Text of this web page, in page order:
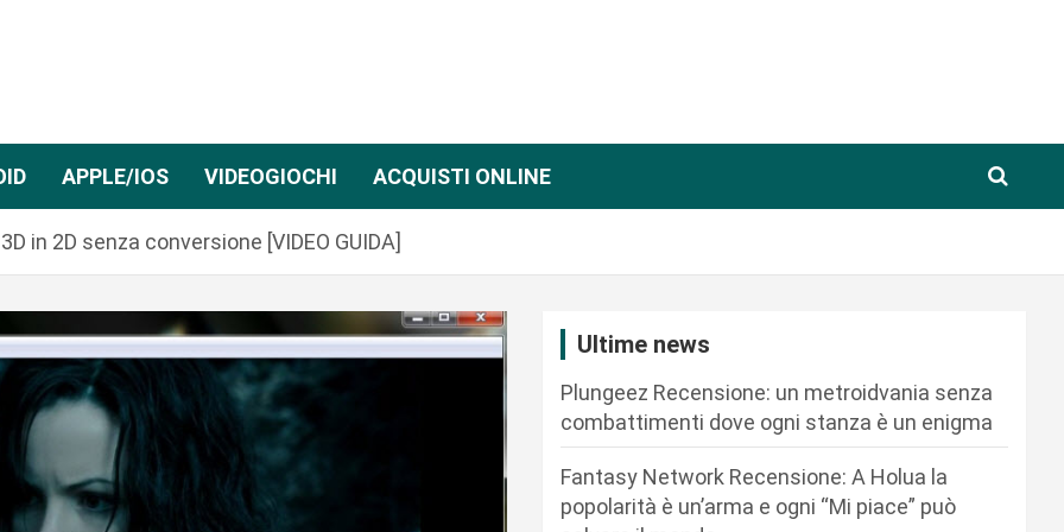
APPLE/IOS VIDEOGIOCHI ACQUISTI ONLINE
in 2D senza conversione [VIDEO GUIDA]
Ultime news
Plungeez Recensione: un metroidvania senza
combattimenti dove ogni stanza è un enigma
Fantasy Network Recensione: A Holua la
popolarità è un’arma e ogni “Mi piace” può